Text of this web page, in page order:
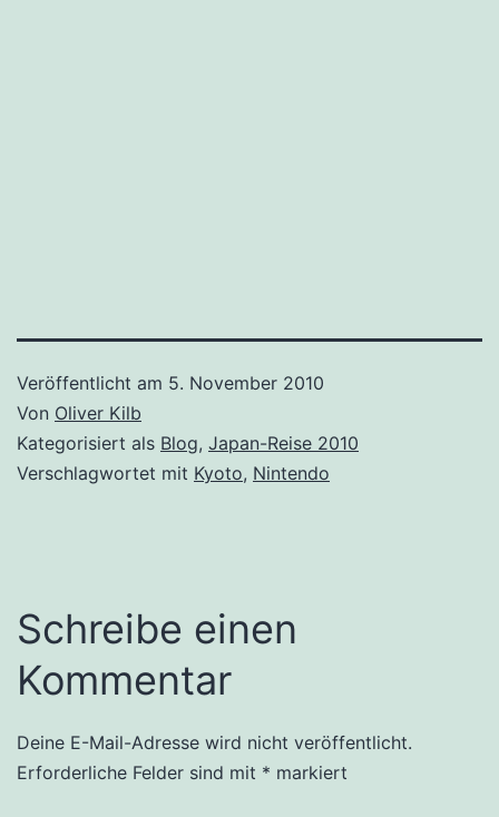
Veröffentlicht am 5. November 2010
Von Oliver Kilb
Kategorisiert als Blog, Japan-Reise 2010
Verschlagwortet mit Kyoto, Nintendo
Schreibe einen
Kommentar
Deine E-Mail-Adresse wird nicht veröffentlicht.
Erforderliche Felder sind mit * markiert